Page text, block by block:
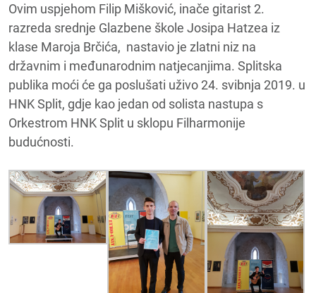
Ovim uspjehom Filip Mišković, inače gitarist 2.
razreda srednje Glazbene škole Josipa Hatzea iz
klase Maroja Brčića, nastavio je zlatni niz na
državnim i međunarodnim natjecanjima. Splitska
publika moći će ga poslušati uživo 24. svibnja 2019. u
HNK Split, gdje kao jedan od solista nastupa s
Orkestrom HNK Split u sklopu Filharmonije
budućnosti.